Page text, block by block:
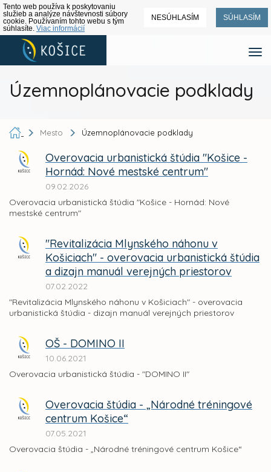
Tento web používa k poskytovaniu
služieb a analýze návštevnosti súbory
cookie. Používaním tohto webu s tým
súhlasíte. Viac informácií
NESÚHLASÍM SÚHLASÍM
Územnoplánovacie podklady
Mesto Územnoplánovacie podklady
Overovacia urbanistická štúdia "Košice -
Hornád: Nové mestské centrum"
09.02.2026
Overovacia urbanistická štúdia "Košice - Hornád: Nové
mestské centrum"
"Revitalizácia Mlynského náhonu v
Košiciach" - overovacia urbanistická štúdia
a dizajn manuál verejných priestorov
07.02.2022
"Revitalizácia Mlynského náhonu v Košiciach" - overovacia
urbanistická štúdia - dizajn manuál verejných priestorov
OŠ - DOMINO II
10.06.2021
Overovacia urbanistická štúdia - "DOMINO II"
Overovacia štúdia - „Národné tréningové
centrum Košice“
07.05.2021
Overovacia štúdia - „Národné tréningové centrum Košice“